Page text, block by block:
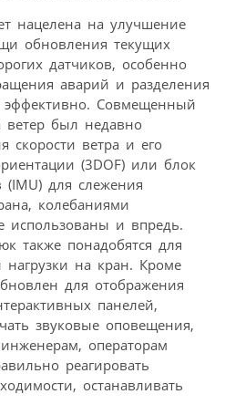
нацелена на улучшение
обновления текущих
датчиков, особенно
аварий и разделения
эффективно. Совмещенный
ветер был недавно
скорости ветра и его
(3DOF) или блок
для слежения
колебаниями
использованы и впредь.
также понадобятся для
на кран. Кроме
для отображения
панелей,
звуковые оповещения,
операторам
реагировать
останавливать